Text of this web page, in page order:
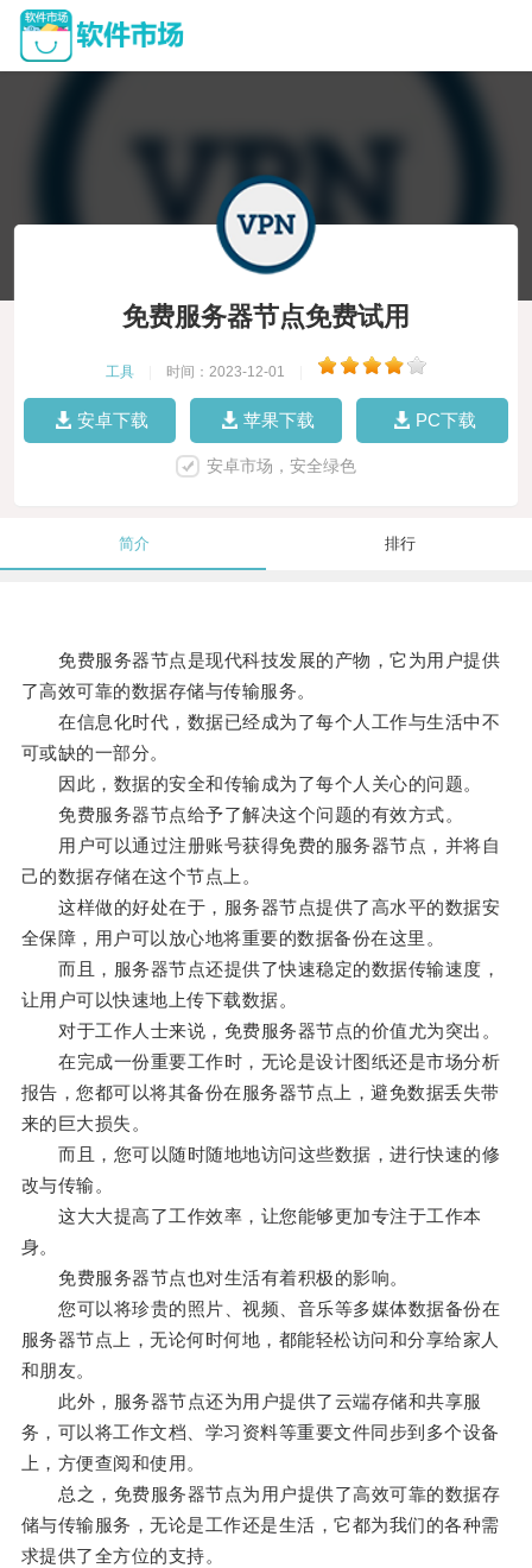
免费服务器节点免费试用
工具 时间：2023-12-01
安卓下载 苹果下载 PC下载
安卓市场，安全绿色
简介 排行
免费服务器节点是现代科技发展的产物，它为用户提供
了高效可靠的数据存储与传输服务。
在信息化时代，数据已经成为了每个人工作与生活中不
可或缺的一部分。
因此，数据的安全和传输成为了每个人关心的问题。
免费服务器节点给予了解决这个问题的有效方式。
用户可以通过注册账号获得免费的服务器节点，并将自
己的数据存储在这个节点上。
这样做的好处在于，服务器节点提供了高水平的数据安
全保障，用户可以放心地将重要的数据备份在这里。
而且，服务器节点还提供了快速稳定的数据传输速度，
让用户可以快速地上传下载数据。
对于工作人士来说，免费服务器节点的价值尤为突出。
在完成一份重要工作时，无论是设计图纸还是市场分析
报告，您都可以将其备份在服务器节点上，避免数据丢失带
来的巨大损失。
而且，您可以随时随地地访问这些数据，进行快速的修
改与传输。
这大大提高了工作效率，让您能够更加专注于工作本
身。
免费服务器节点也对生活有着积极的影响。
您可以将珍贵的照片、视频、音乐等多媒体数据备份在
服务器节点上，无论何时何地，都能轻松访问和分享给家人
和朋友。
此外，服务器节点还为用户提供了云端存储和共享服
务，可以将工作文档、学习资料等重要文件同步到多个设备
上，方便查阅和使用。
总之，免费服务器节点为用户提供了高效可靠的数据存
储与传输服务，无论是工作还是生活，它都为我们的各种需
求提供了全方位的支持。